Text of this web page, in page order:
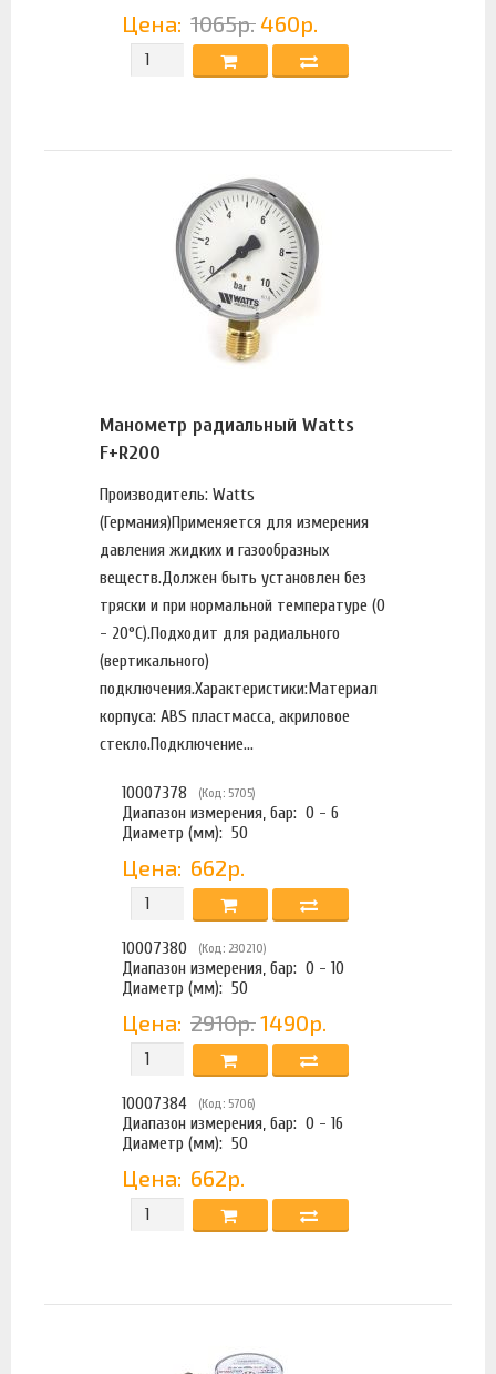
Цена: 1065р. 460р.
Манометр радиальный Watts
F+R200
Производитель: Watts
(Германия)Применяется для измерения
давления жидких и газообразных
веществ.Должен быть установлен без
тряски и при нормальной температуре (0
- 20°С).Подходит для радиального
(вертикального)
подключения.Характеристики:Материал
корпуса: ABS пластмасса, акриловое
стекло.Подключение...
10007378 (Код: 5705)
Диапазон измерения, бар: 0 - 6
Диаметр (мм): 50
Цена: 662р.
10007380 (Код: 230210)
Диапазон измерения, бар: 0 - 10
Диаметр (мм): 50
Цена: 2910р. 1490р.
10007384 (Код: 5706)
Диапазон измерения, бар: 0 - 16
Диаметр (мм): 50
Цена: 662р.